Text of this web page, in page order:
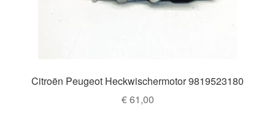
Citroën Peugeot Heckwischermotor 9819523180
€61,00